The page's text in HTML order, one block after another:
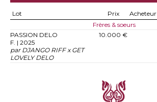
Lot Prix Acheteur
Frères & soeurs
PASSION DELO
F. | 2025
par DJANGO RIFF x GET
LOVELY DELO
10.000 €